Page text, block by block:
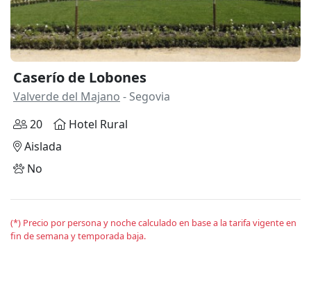
Caserío de Lobones
Valverde del Majano - Segovia
20
Hotel Rural
Aislada
No
(*) Precio por persona y noche calculado en base a la tarifa vigente en
fin de semana y temporada baja.